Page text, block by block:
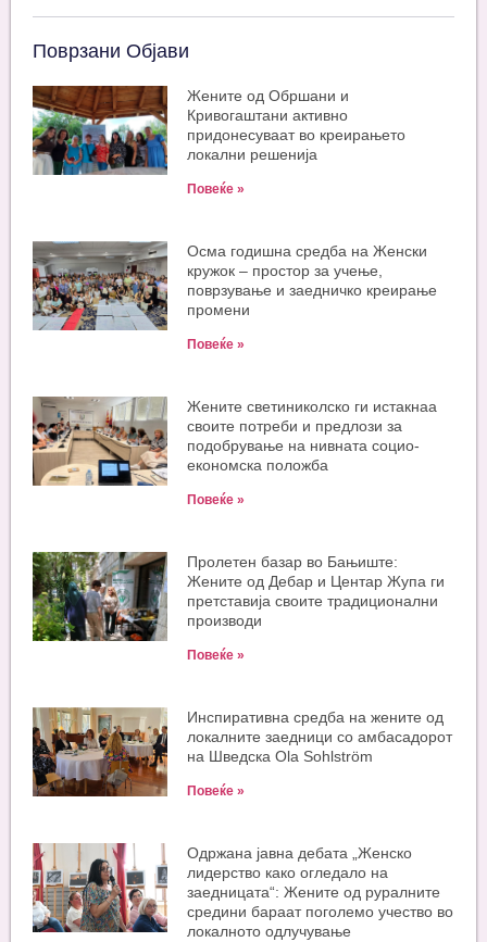
Поврзани Објави
Жените од Обршани и
Кривогаштани активно
придонесуваат во креирањето
локални решенија
Повеќе »
Oсма годишна средба на Женски
кружок – простор за учење,
поврзување и заедничко креирање
промени
Повеќе »
Жените светиниколско ги истакнаа
своите потреби и предлози за
подобрување на нивната социо-
економска положба
Повеќе »
Пролетен базар во Бањиште:
Жените од Дебар и Центар Жупа ги
претставија своите традиционални
производи
Повеќе »
Инспиративна средба на жените од
локалните заедници со амбасадорот
на Шведска Ola Sohlström
Повеќе »
Одржана јавна дебата „Женско
лидерство како огледало на
заедницата“: Жените од руралните
средини бараат поголемо учество во
локалното одлучување